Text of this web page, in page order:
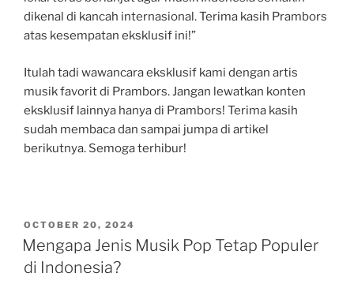
dikenal di kancah internasional. Terima kasih Prambors
atas kesempatan eksklusif ini!”
Itulah tadi wawancara eksklusif kami dengan artis
musik favorit di Prambors. Jangan lewatkan konten
eksklusif lainnya hanya di Prambors! Terima kasih
sudah membaca dan sampai jumpa di artikel
berikutnya. Semoga terhibur!
POSTED
ON
OCTOBER 20, 2024
Mengapa Jenis Musik Pop Tetap Populer
di Indonesia?